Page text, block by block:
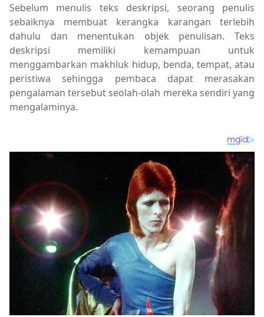
Sebelum menulis teks deskripsi, seorang penulis
sebaiknya membuat kerangka karangan terlebih
dahulu dan menentukan objek penulisan. Teks
deskripsi memiliki kemampuan untuk
menggambarkan makhluk hidup, benda, tempat, atau
peristiwa sehingga pembaca dapat merasakan
pengalaman tersebut seolah-olah mereka sendiri yang
mengalaminya.